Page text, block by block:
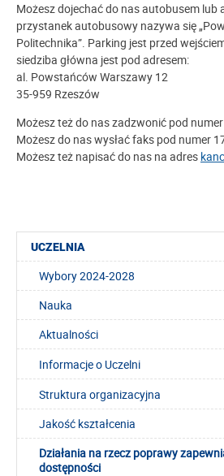
Możesz dojechać do nas autobusem lub
przystanek autobusowy nazywa się
Politechnika”. Parking jest przed
siedziba główna jest pod adresem:
al. Powstańców Warszawy 12
35-959 Rzeszów
Możesz też do nas zadzwonić pod
Możesz do nas wysłać faks pod numer
Możesz też napisać do nas na adres
UCZELNIA
Wybory 2024-2028
Nauka
Aktualności
Informacje o Uczelni
Struktura organizacyjna
Jakość kształcenia
Działania na rzecz poprawy
dostępności